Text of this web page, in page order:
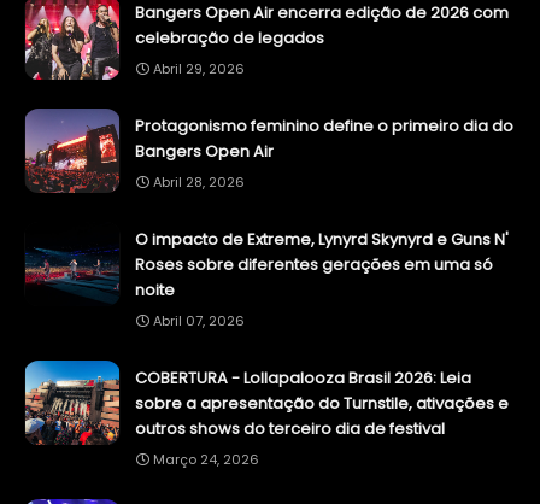
Bangers Open Air encerra edição de 2026 com
celebração de legados
Abril 29, 2026
Protagonismo feminino define o primeiro dia do
Bangers Open Air
Abril 28, 2026
O impacto de Extreme, Lynyrd Skynyrd e Guns N'
Roses sobre diferentes gerações em uma só
noite
Abril 07, 2026
COBERTURA - Lollapalooza Brasil 2026: Leia
sobre a apresentação do Turnstile, ativações e
outros shows do terceiro dia de festival
Março 24, 2026